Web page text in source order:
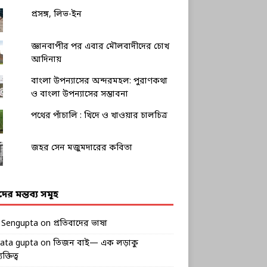
প্রসঙ্গ, লিভ-ইন
জ্ঞানবাপীর পর এবার মৌলবাদীদের চোখ
আদিনায়
বাংলা উপন্যাসের অন্দরমহল: পুরাণকথা
ও বাংলা উপন্যাসের সম্ভাবনা
পথের পাঁচালি : খিদে ও খাওয়ার চালচিত্র
জহর সেন মজুমদারের কবিতা
মন্তব্য সমূহ
on প্রতিবাদের ভাষা
gupta on তিজন বাই— এক লড়াকু